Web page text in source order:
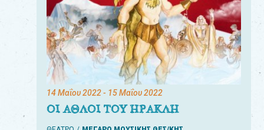
14 Μαΐου 2022- 15 Μαΐου 2022
ΟΙ ΑΘΛΟΙ ΤΟΥ ΗΡΑΚΛΗ